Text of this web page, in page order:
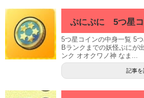
ぷにぷに 5つ星
5つ星コインの中身一覧 5
Bランクまでの妖怪ぷにが
ンク オオクワノ神 なま...
記事を